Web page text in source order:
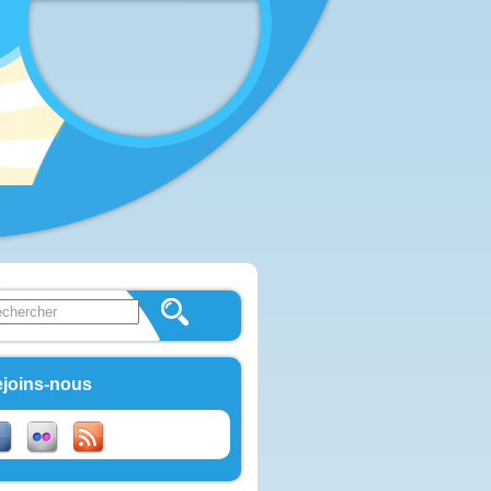
de recherche
this site
nous